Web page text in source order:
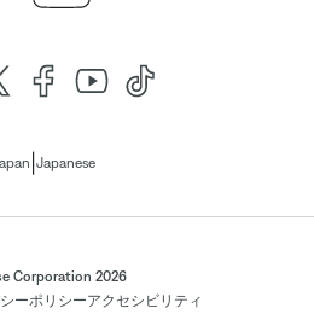
Japanese
Corporation 2026
ーポリシーアクセシビリティ